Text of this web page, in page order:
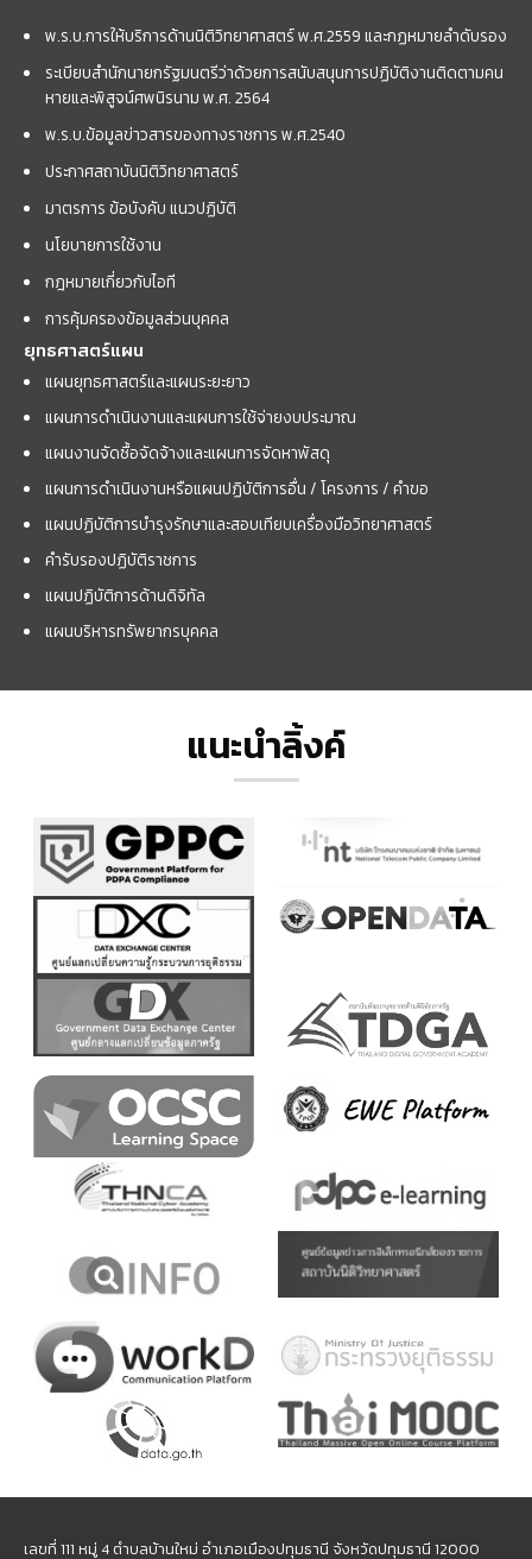
พ.ร.บ.การให้บริการด้านนิติวิทยาศาสตร์ พ.ศ.2559 และกฏหมายลำดับรอง
ระเบียบสำนักนายกรัฐมนตรีว่าด้วยการสนับสนุนการปฏิบัติงานติดตามคน
หายและพิสูจน์ศพนิรนาม พ.ศ. 2564
พ.ร.บ.ข้อมูลข่าวสารของทางราชการ พ.ศ.2540
ประกาศสถาบันนิติวิทยาศาสตร์
มาตรการ ข้อบังคับ แนวปฏิบัติ
นโยบายการใช้งาน
กฎหมายเกี่ยวกับไอที
การคุ้มครองข้อมูลส่วนบุคคล
ยุทธศาสตร์แผน
แผนยุทธศาสตร์และแผนระยะยาว
แผนการดำเนินงานและแผนการใช้จ่ายงบประมาณ
แผนงานจัดซื้อจัดจ้างและแผนการจัดหาพัสดุ
แผนการดำเนินงานหรือแผนปฏิบัติการอื่น / โครงการ / คำขอ
แผนปฏิบัติการบำรุงรักษาและสอบเทียบเครื่องมือวิทยาศาสตร์
คำรับรองปฏิบัติราชการ
แผนปฏิบัติการด้านดิจิทัล
แผนบริหารทรัพยากรบุคคล
แนะนำลิ้งค์
เลขที่ 111 หมู่ 4 ตำบลบ้านใหม่ อำเภอเมืองปทุมธานี จังหวัดปทุมธานี 12000